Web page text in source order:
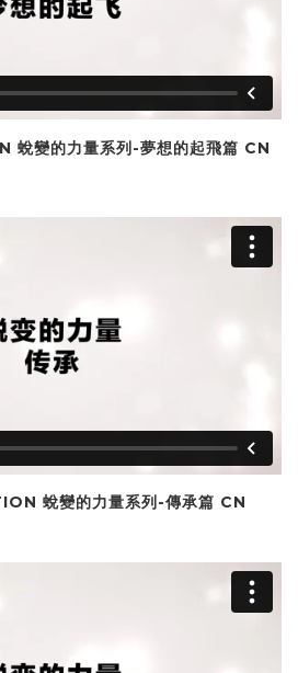
變的力量系列-夢想的起飛篇 CN
蛻變的力量系列-傳承篇 CN